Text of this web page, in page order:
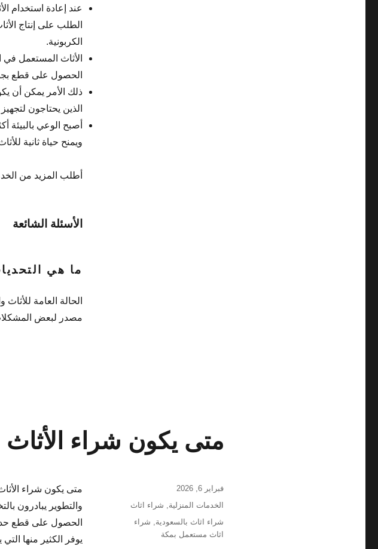
عند إعادة استخدام
الطلب على إنتاج
الكربونية.
الأثاث المستعمل في
الحصول على قطع
ذلك الأمر يمكن أن
الذين يحتاجون
أصبح الوعي بالبيئة
ويمنح حياة ثانية
أطلب المزيد من
الأسئلة الشائعة
ما هي
الحالة العامة
مصدر لبعض
متى يكون شراء الأثاث
متى يكون شراء
والتطوير يبادرون
الحصول على قطع
يوفر الكثير منها
نُشرت
في
فبراير 6, 2026
التصنيفات
الخدمات المنزلية, شراء اثاث
الوسوم
شراء اثاث بالسعودية, شراء
اثاث مستعمل بمكة